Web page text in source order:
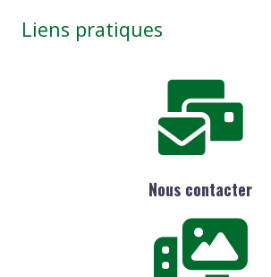
Liens pratiques
Nous contacter